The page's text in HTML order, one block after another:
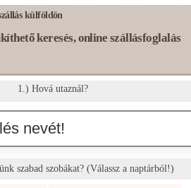
külföldön
keresés, online szállásfoglalás
1.) Hová utaznál?
szabad szobákat? (Válassz a naptárból!)